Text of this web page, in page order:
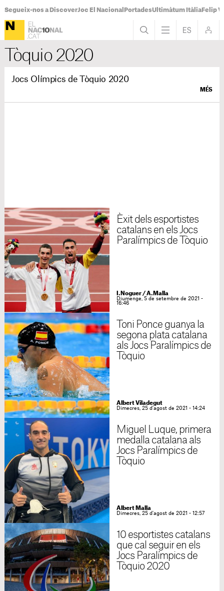
Segueix-nos a DiscoverJoc El Nacional PortadesUltimàtum ItàliaFelip
Tòquio 2020
Jocs Olímpics de Tòquio 2020
MÉS
Èxit dels esportistes
catalans en els Jocs
Paralímpics de Tòquio
I.Noguer / A.Malla
Diumenge, 5 de setembre de 2021 -
16:46
Toni Ponce guanya la
segona plata catalana
als Jocs Paralímpics de
Tòquio
Albert Viladegut
Dimecres, 25 d'agost de 2021 - 14:24
Miguel Luque, primera
medalla catalana als
Jocs Paralímpics de
Tòquio
Albert Malla
Dimecres, 25 d'agost de 2021 - 12:57
10 esportistes catalans
que cal seguir en els
Jocs Paralímpics de
Tòquio 2020